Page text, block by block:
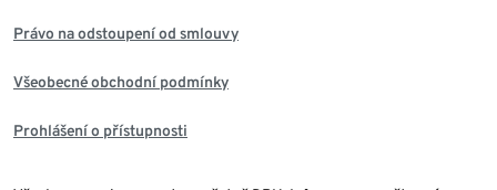
Právo na odstoupení od smlouvy
Všeobecné obchodní podmínky
Prohlášení o přístupnosti